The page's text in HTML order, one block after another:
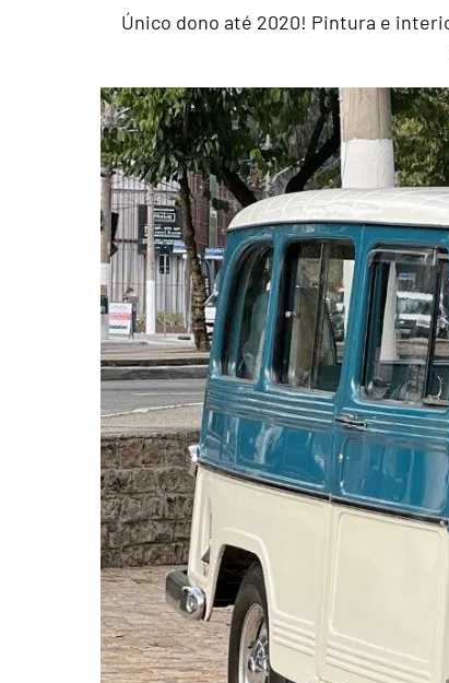
Único dono até 2020! Pintura e